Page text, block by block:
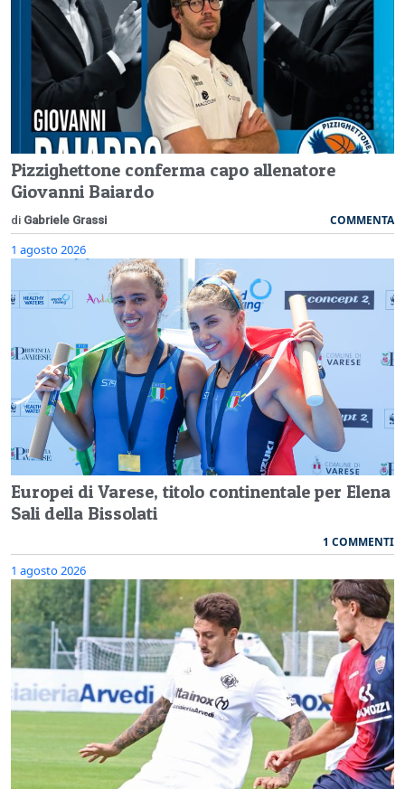
Pizzighettone conferma capo allenatore
Giovanni Baiardo
di Gabriele Grassi COMMENTA
1 agosto 2026
Europei di Varese, titolo continentale per Elena
Sali della Bissolati
1 COMMENTI
1 agosto 2026